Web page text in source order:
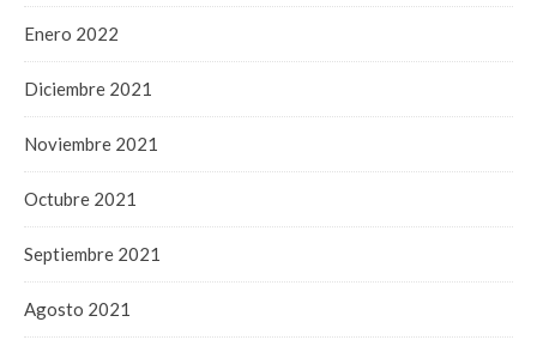
Enero 2022
Diciembre 2021
Noviembre 2021
Octubre 2021
Septiembre 2021
Agosto 2021